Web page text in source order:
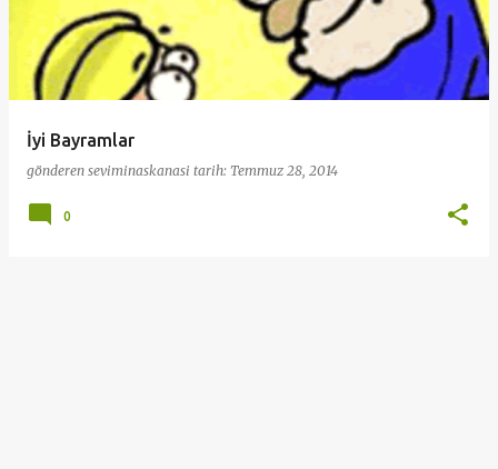
İyi Bayramlar
gönderen seviminaskanasi tarih: Temmuz 28, 2014
0